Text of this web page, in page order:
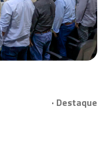
· Destaque